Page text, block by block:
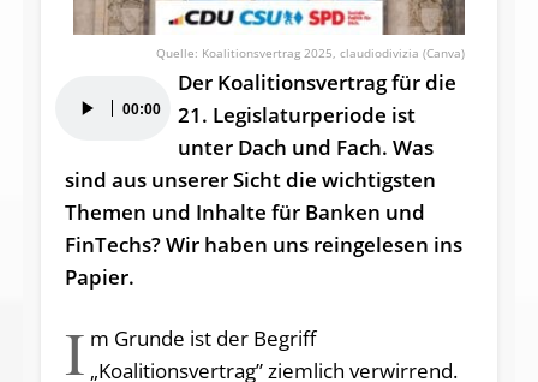
Koalitionsvertrag 2025, claudiodivizia (Canva)
Player 00:00
Der Koalitionsvertrag für die
21. Legislaturperiode ist
unter Dach und Fach. Was
sind aus unserer Sicht die wichtigsten
Themen und Inhalte für Banken und
FinTechs? Wir haben uns reingelesen ins
Papier.
I m Grunde ist der Begriff
„Koalitionsvertrag” ziemlich verwirrend.